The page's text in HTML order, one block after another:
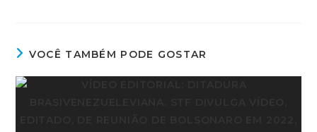
VOCÊ TAMBÉM PODE GOSTAR